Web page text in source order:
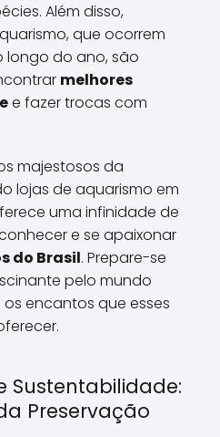
Além disso,
que ocorrem
longo do ano, são
melhores
e fazer trocas com
majestosos da
lojas de aquarismo em
uma infinidade de
e se apaixonar
do Brasil. Prepare-se
pelo mundo
encantos que esses
Sustentabilidade:
Preservação